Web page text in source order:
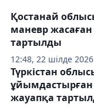
12:48, 22 шілде 2026
Қостанай
маневр
тартылды
Түркістан
ұйымдастырған
жауапқа